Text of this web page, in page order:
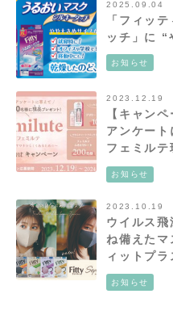
2025.09.04
「フィッ
ッチ」に “
お知らせ
2023.12.19
【キャン
アンケー
フェミルテ
Femilute（
ンペーン！
お知らせ
2023.10.19
ウイルス
ね備えた
ィットプ
新発売!
お知らせ